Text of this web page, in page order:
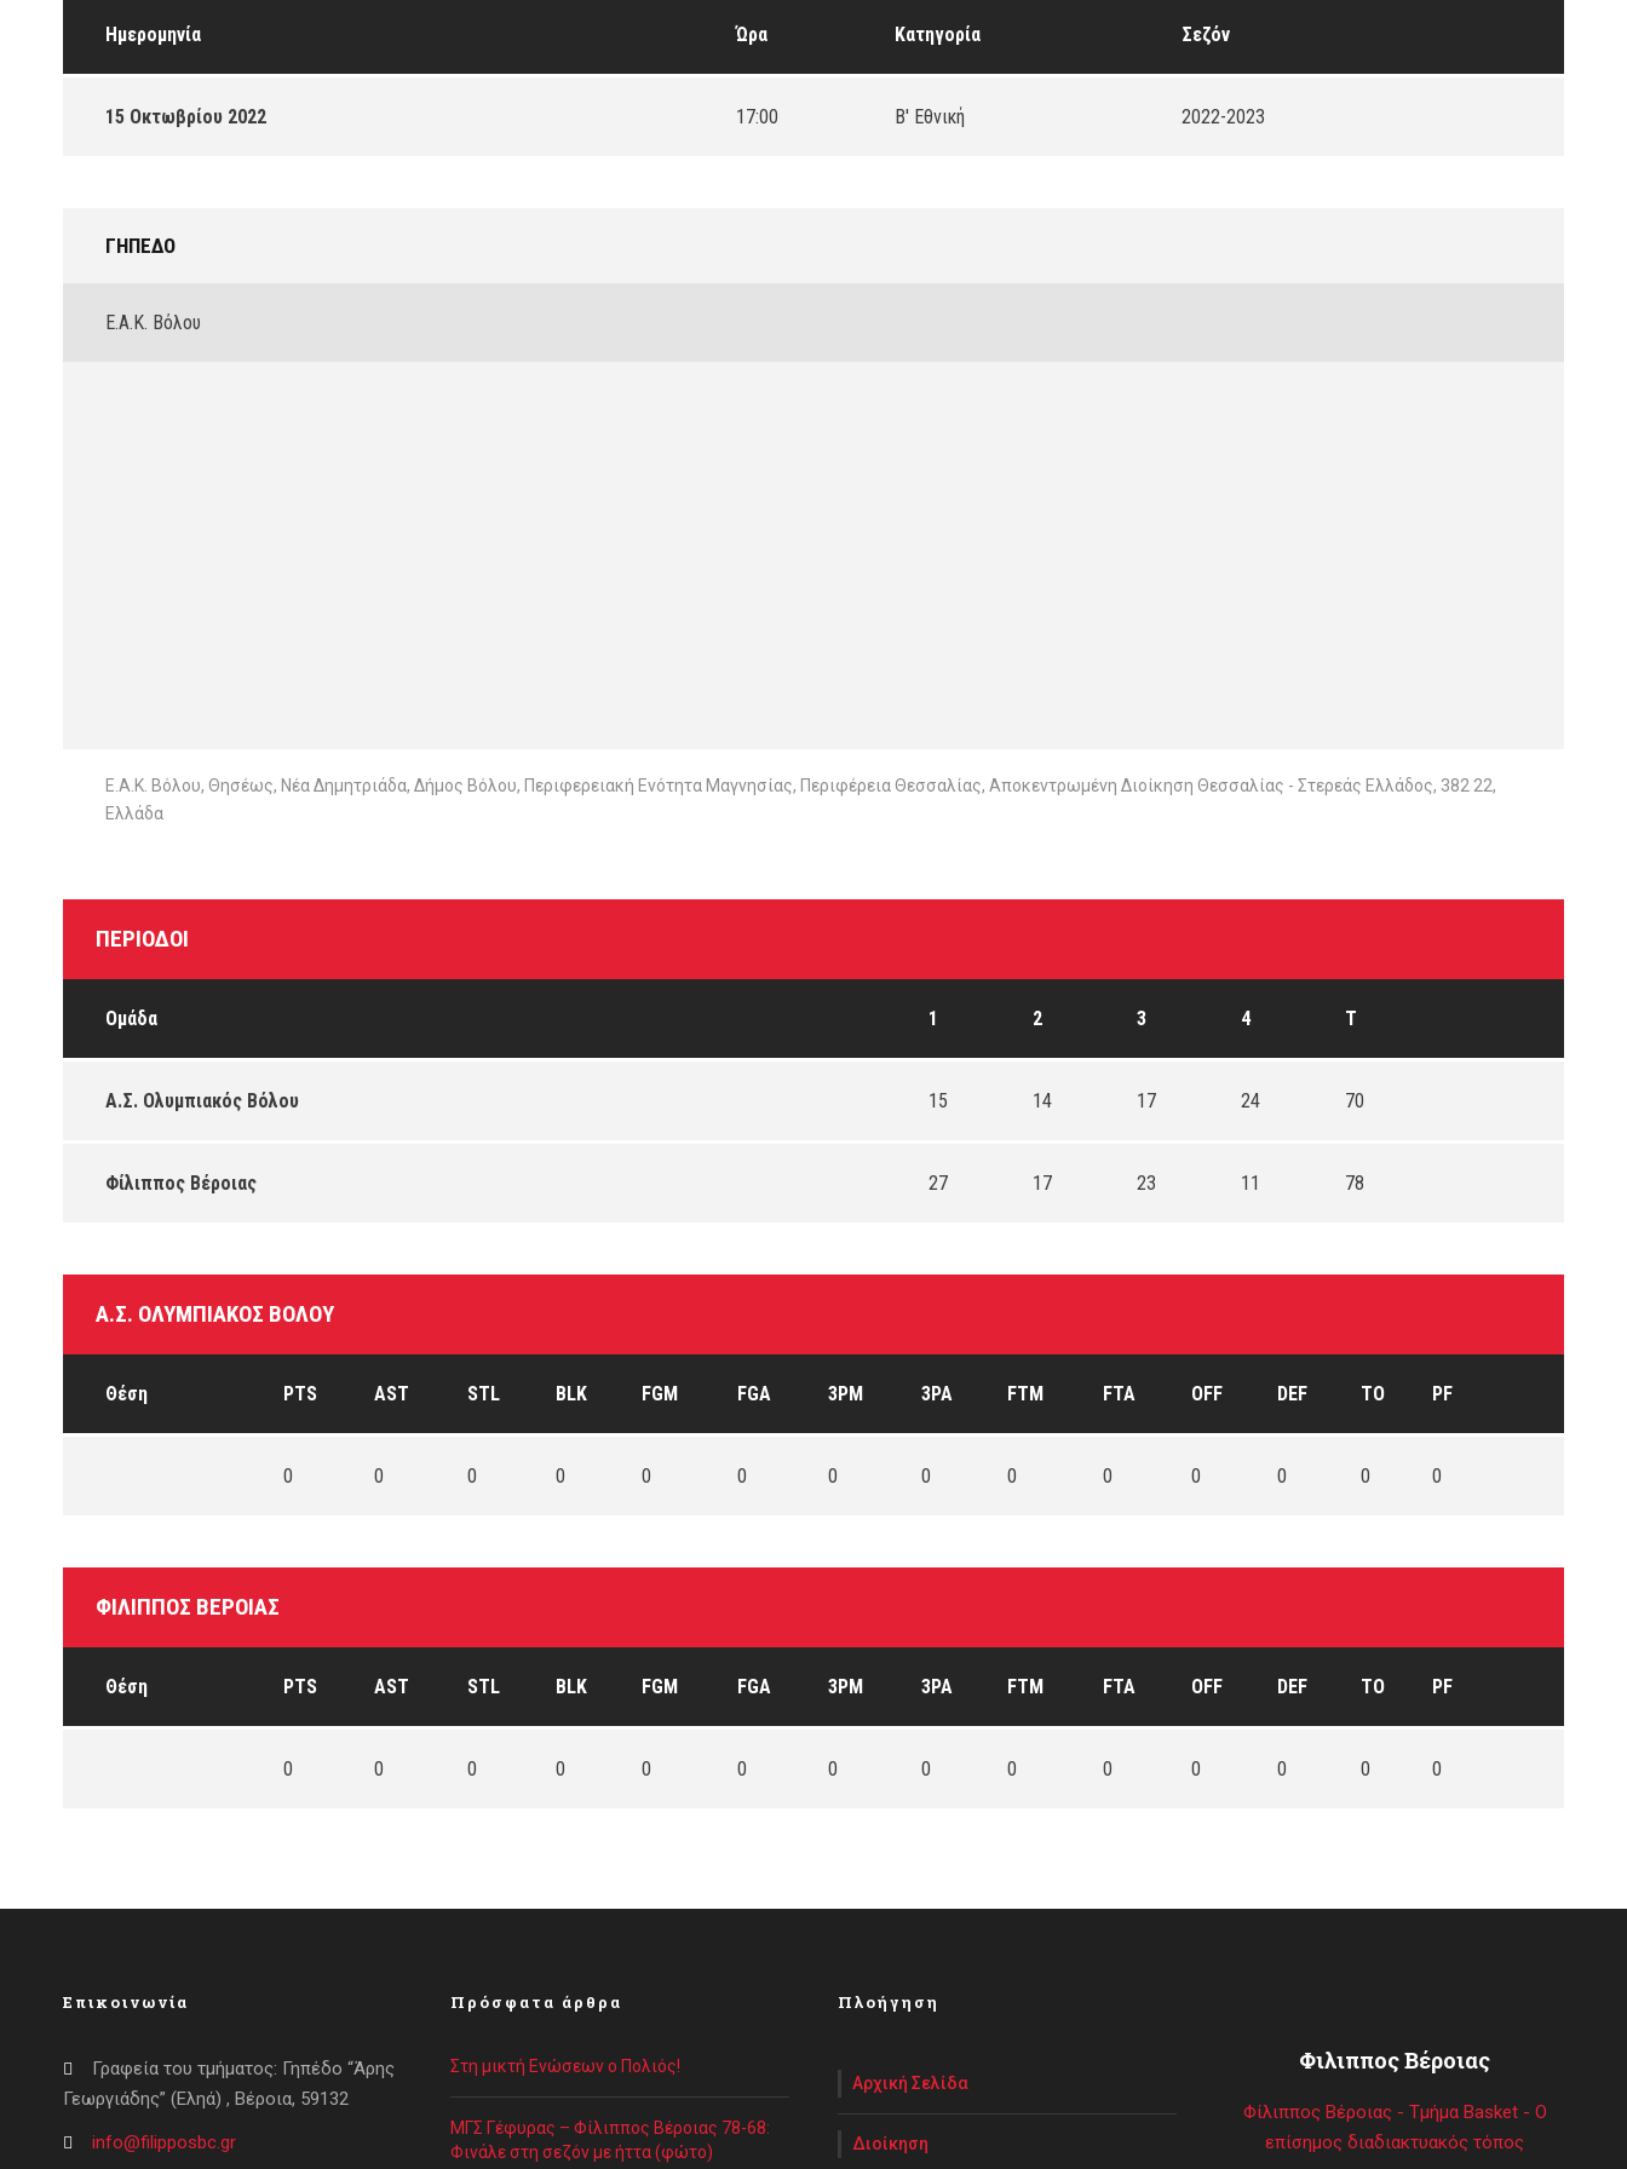
Ημερομηνία Ώρα Κατηγορία Σεζόν
15 Οκτωβρίου 2022 17:00 Β' Εθνική 2022-2023
ΓΉΠΕΔΟ
Ε.Α.Κ. Βόλου
Ε.Α.Κ. Βόλου, Θησέως, Νέα Δημητριάδα, Δήμος Βόλου, Περιφερειακή Ενότητα Μαγνησίας, Περιφέρεια Θεσσαλίας, Αποκεντρωμένη Διοίκηση Θεσσαλίας - Στερεάς Ελλάδος, 382 22,
Ελλάδα
ΠΕΡΊΟΔΟΙ
Ομάδα 1 2 3 4 T
Α.Σ. Ολυμπιακός Βόλου 15 14 17 24 70
Φίλιππος Βέροιας 27 17 23 11 78
Α.Σ. ΟΛΥΜΠΙΑΚΌΣ ΒΌΛΟΥ
Θέση PTS AST STL BLK FGM FGA 3PM 3PA FTM FTA OFF DEF TO PF
0 0 0 0 0 0 0 0 0 0 0 0 0 0
ΦΊΛΙΠΠΟΣ ΒΈΡΟΙΑΣ
Θέση PTS AST STL BLK FGM FGA 3PM 3PA FTM FTA OFF DEF TO PF
0 0 0 0 0 0 0 0 0 0 0 0 0 0
Επικοινωνία
Γραφεία του τμήματος: Γηπέδο “Άρης
Γεωργιάδης” (Εληά) , Βέροια, 59132
info@filipposbc.gr
Πρόσφατα άρθρα
Στη μικτή Ενώσεων ο Πολιός!
ΜΓΣ Γέφυρας – Φίλιππος Βέροιας 78-68:
Φινάλε στη σεζόν με ήττα (φώτο)
Πλοήγηση
Αρχική Σελίδα
Διοίκηση
Φιλιππος Βέροιας
Φίλιππος Βέροιας - Τμήμα Basket - Ο
επίσημος διαδιακτυακός τόπος